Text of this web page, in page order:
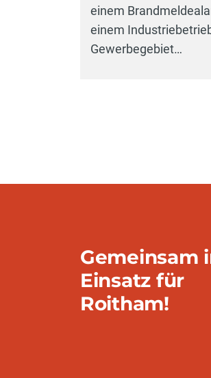
einem
einem
Gewerbegebiet…
Gemeinsam
Einsatz für
Roitham!